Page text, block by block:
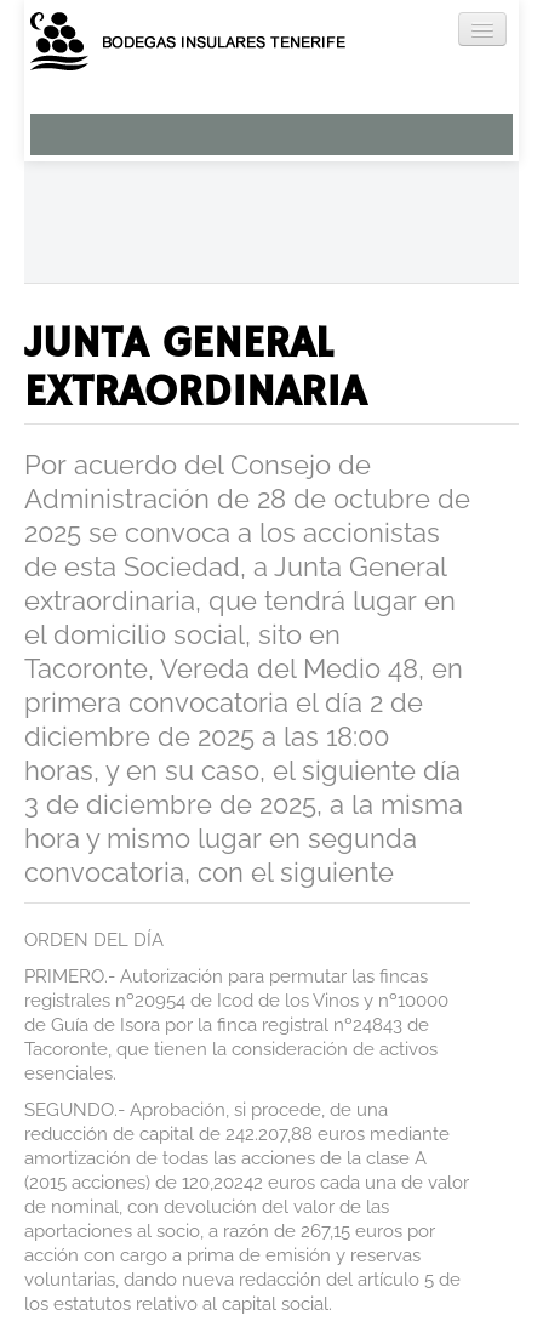
Viña Norte
Humboldt
Aguardientes y licores
Vermut
Bodega
Enoturismo
Premios
Noticias
Contacto
Corporativa
Tienda Online
JUNTA GENERAL
EXTRAORDINARIA
Por acuerdo del Consejo de
Administración de 28 de octubre de
2025 se convoca a los accionistas
de esta Sociedad, a Junta General
extraordinaria, que tendrá lugar en
el domicilio social, sito en
Tacoronte, Vereda del Medio 48, en
primera convocatoria el día 2 de
diciembre de 2025 a las 18:00
horas, y en su caso, el siguiente día
3 de diciembre de 2025, a la misma
hora y mismo lugar en segunda
convocatoria, con el siguiente
ORDEN DEL DÍA
PRIMERO.- Autorización para permutar las fincas
registrales nº20954 de Icod de los Vinos y nº10000
de Guía de Isora por la finca registral nº24843 de
Tacoronte, que tienen la consideración de activos
esenciales.
SEGUNDO.- Aprobación, si procede, de una
reducción de capital de 242.207,88 euros mediante
amortización de todas las acciones de la clase A
(2015 acciones) de 120,20242 euros cada una de valor
de nominal, con devolución del valor de las
aportaciones al socio, a razón de 267,15 euros por
acción con cargo a prima de emisión y reservas
voluntarias, dando nueva redacción del artículo 5 de
los estatutos relativo al capital social.